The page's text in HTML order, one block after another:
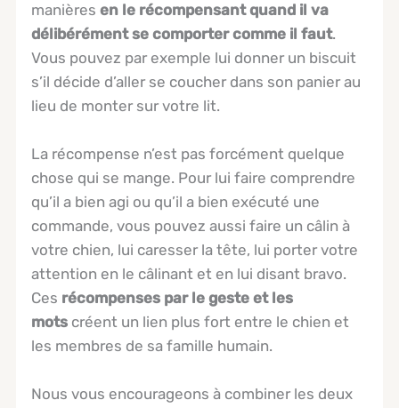
manièresen le récompensant quand il va
délibérément se comporter comme il faut.
Vous pouvez par exemple lui donner un biscuit
s’il décide d’aller se coucher dans son panier au
lieu de monter sur votre lit.
La récompense n’est pas forcément quelque
chose qui se mange. Pour lui faire comprendre
qu’il a bien agi ou qu’il a bien exécuté une
commande, vous pouvez aussi faire un câlin à
votre chien, lui caresser la tête, lui porter votre
attention en le câlinant et en lui disant bravo.
Ces récompenses par le geste et les
mots créent un lien plus fort entre le chien et
les membres de sa famille humain.
Nous vous encourageons à combiner les deux